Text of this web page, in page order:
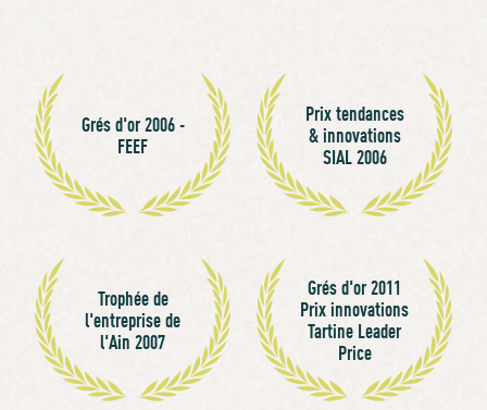
Grés d'or 2006 -
FEEF
Prix tendances
& innovations
SIAL 2006
Trophée de
l'entreprise de
l'Ain 2007
Grés d'or 2011
Prix innovations
Tartine Leader
Price